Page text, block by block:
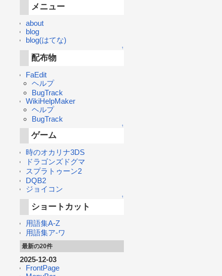
メニュー
about
blog
blog(はてな)
↑
配布物
FaEdit
ヘルプ
BugTrack
WikiHelpMaker
ヘルプ
BugTrack
↑
ゲーム
時のオカリナ3DS
ドラゴンズドグマ
スプラトゥーン2
DQB2
ジョイコン
↑
ショートカット
用語集A-Z
用語集ア-ワ
最新の20件
2025-12-03
FrontPage